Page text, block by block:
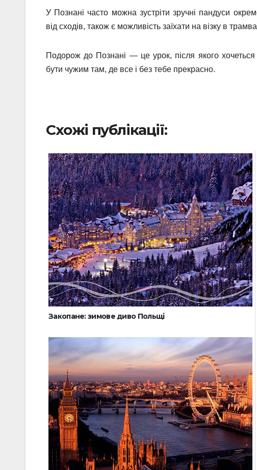
У Познані часто можна зустріти зручні пандуси
від сходів, також є можливість заїхати на візку в
Подорож до Познані — це урок, після якого
бути чужим там, де все і без тебе прекрасно.
Схожі публікації:
Закопане: зимове диво Польщі